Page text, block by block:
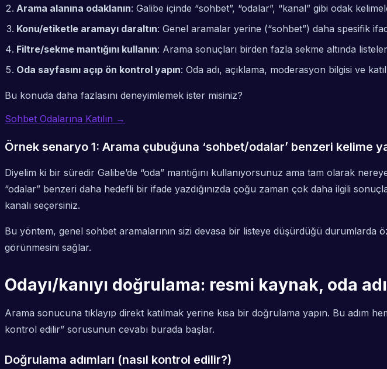
Arama alanına odaklanın: Galibe içinde “sohbet”, “odalar”, “kanal” gibi odak
Konu/etiketle aramayı daraltın: Genel aramalar yerine (“sohbet”) daha spesifik
Filtre/sekme mantığını kullanın: Arama sonuçları birden fazla sekme altında
Oda sayfasını açıp ön kontrol yapın: Oda adı, açıklama, moderasyon bilgisi ve
Bu konuda daha fazlasını deneyimlemek ister misiniz?
Sohbet Odalarına Katılın →
Örnek senaryo 1: Arama çubuğuna ‘sohbet/odalar’ benzeri kelime
Diyelim ki bir süredir Galibe’de “oda” mantığını kullanıyorsunuz ama tam olarak
“odalar” benzeri daha hedefli bir ifade yazdığınızda çoğu zaman çok daha ilgili
kanalı seçersiniz.
Bu yöntem, genel sohbet aramalarının sizi devasa bir listeye düşürdüğü durumlarda
görünmesini sağlar.
Odayı/kanıyı doğrulama: resmi kaynak, oda
Arama sonucuna tıklayıp direkt katılmak yerine kısa bir doğrulama yapın. Bu adım
kontrol edilir” sorusunun cevabı burada başlar.
Doğrulama adımları (nasıl kontrol edilir?)